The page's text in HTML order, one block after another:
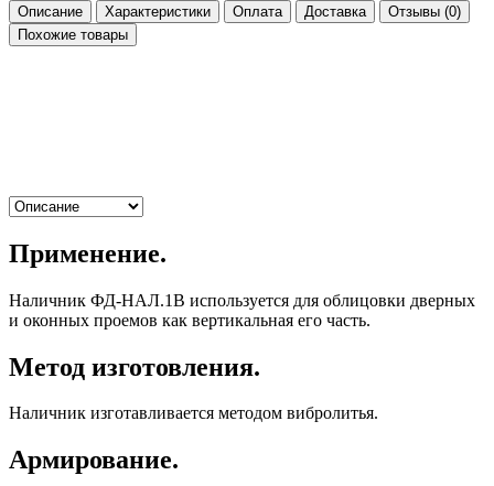
Описание Характеристики Оплата Доставка Отзывы (0)
Похожие товары
Применение.
Наличник ФД-НАЛ.1В используется для облицовки дверных
и оконных проемов как вертикальная его часть.
Метод изготовления.
Наличник изготавливается методом вибролитья.
Армирование.